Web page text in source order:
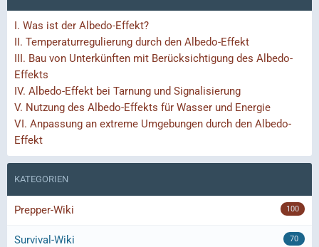
I. Was ist der Albedo-Effekt?
II. Temperaturregulierung durch den Albedo-Effekt
III. Bau von Unterkünften mit Berücksichtigung des Albedo-
Effekts
IV. Albedo-Effekt bei Tarnung und Signalisierung
V. Nutzung des Albedo-Effekts für Wasser und Energie
VI. Anpassung an extreme Umgebungen durch den Albedo-
Effekt
KATEGORIEN
Prepper-Wiki 100
Survival-Wiki 70